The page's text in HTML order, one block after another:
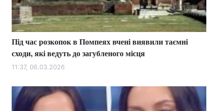
Під час розкопок в Помпеях вчені виявили таємні
сходи, які ведуть до загубленого місця
11:37, 06.03.2026